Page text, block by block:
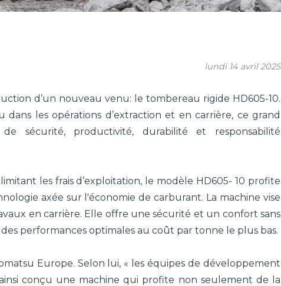
lundi 14 avril 2025
d’un nouveau venu: le tombereau rigide HD605-10.
dans les opérations d’extraction et en carrière, ce grand
sécurité, productivité, durabilité et responsabilité
les frais d’exploitation, le modèle HD605- 10 profite
axée sur l'économie de carburant. La machine vise
en carrière. Elle offre une sécurité et un confort sans
performances optimales au coût par tonne le plus bas.
Europe. Selon lui, « les équipes de développement
conçu une machine qui profite non seulement de la